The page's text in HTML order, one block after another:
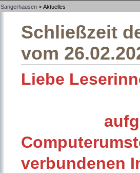
Sangerhausen> Aktuelles
Schließzeit
vom
Liebe
verbundenen